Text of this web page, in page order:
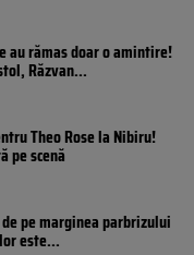
au rămas doar o amintire!
Răzvan...
Theo Rose la Nibiru!
pe scenă
pe marginea parbrizului
este...